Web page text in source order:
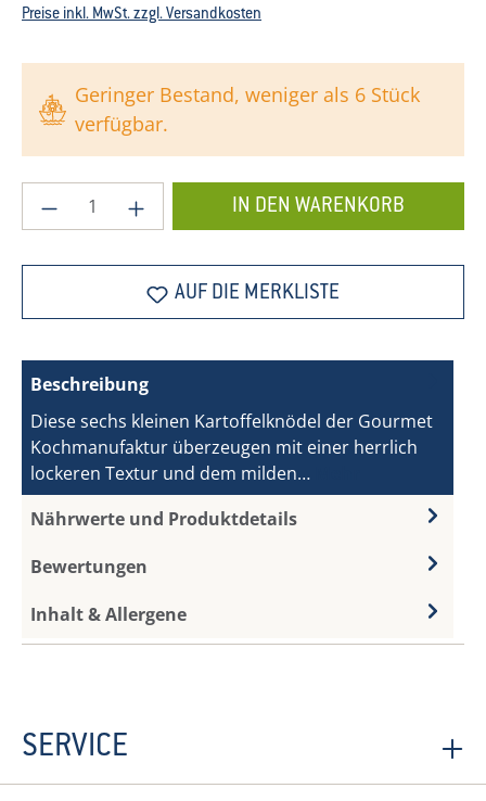
Preise inkl. MwSt. zzgl. Versandkosten
Geringer Bestand, weniger als 6 Stück
verfügbar.
Produkt Anzahl: Gib den gewünschten
IN DEN WARENKORB
AUF DIE MERKLISTE
Beschreibung
Diese sechs kleinen Kartoffelknödel der Gourmet
Kochmanufaktur überzeugen mit einer herrlich
lockeren Textur und dem milden…
Nährwerte und Produktdetails
Bewertungen
Inhalt & Allergene
SERVICE